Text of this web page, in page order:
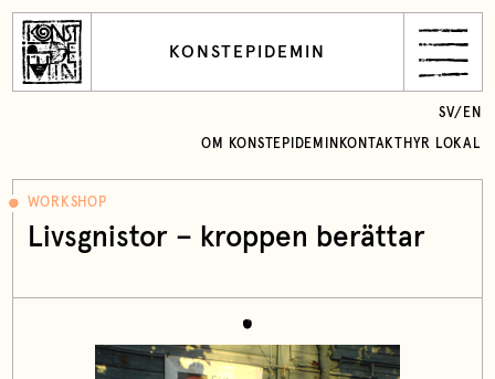
KONSTEPIDEMIN
OM KONSTEPIDEMIN KONTAKT HYR LOKAL
SV/ EN
WORKSHOP
Livsgnistor – kroppen berättar